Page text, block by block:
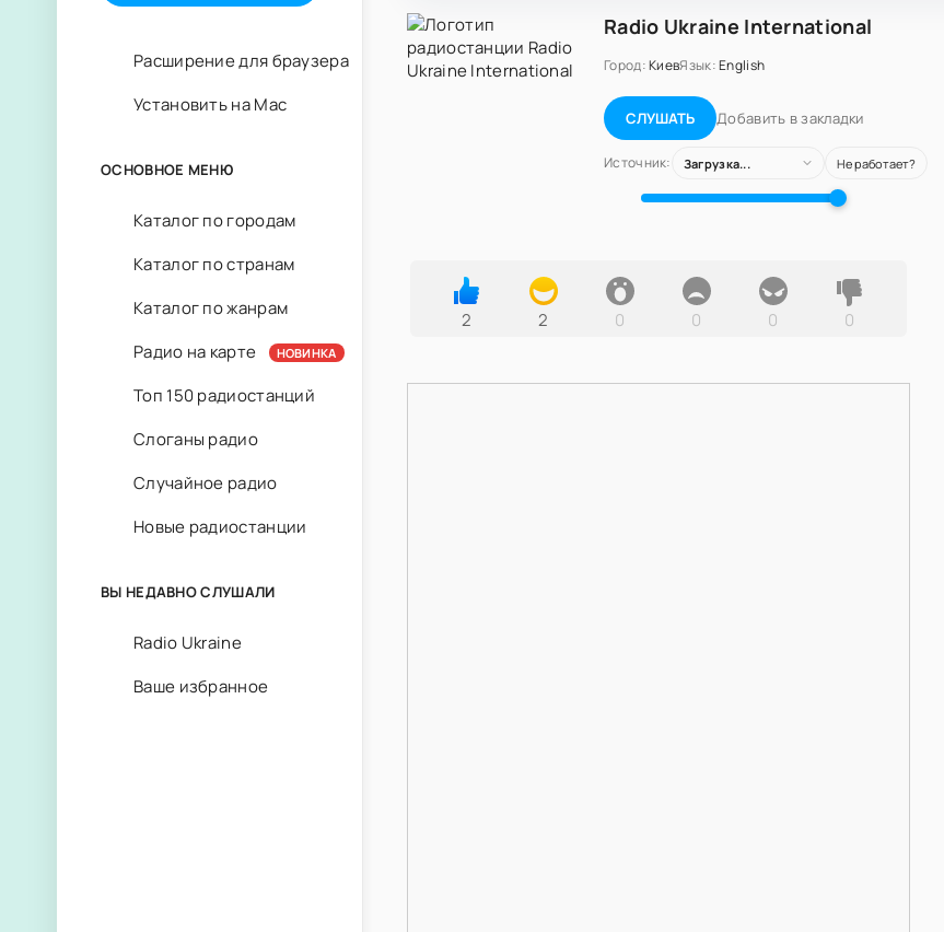
Radio Ukraine International
Город:КиевЯзык:English
СЛУШАТЬ Добавить в закладки
Источник: Загрузка... Не работает?
2 2 0 0 0 0
Расширение для браузера
Установить на Mac
ОСНОВНОЕ МЕНЮ
Каталог по городам
Каталог по странам
Каталог по жанрам
Радио на карте
НОВИНКА
Топ 150 радиостанций
Слоганы радио
Случайное радио
Новые радиостанции
ВЫ НЕДАВНО СЛУШАЛИ
Radio Ukraine
Ваше избранное